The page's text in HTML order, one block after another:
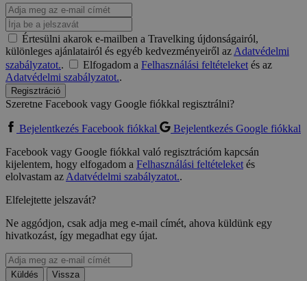
Értesülni akarok e-mailben a Travelking újdonságairól,
különleges ajánlatairól és egyéb kedvezményeiről azAdatvédelmi
szabályzatot.. Elfogadom a Felhasználási feltételeketés az
Adatvédelmi szabályzatot..
Regisztráció
Szeretne Facebook vagy Google fiókkal regisztrálni?
Bejelentkezés Facebook fiókkal
Bejelentkezés Google fiókkal
Facebook vagy Google fiókkal való regisztrációm kapcsán
kijelentem, hogy elfogadom a Felhasználási feltételeketés
elolvastam azAdatvédelmi szabályzatot..
Elfelejtette jelszavát?
Ne aggódjon, csak adja meg e-mail címét, ahova küldünk egy
hivatkozást, így megadhat egy újat.
Küldés
Vissza